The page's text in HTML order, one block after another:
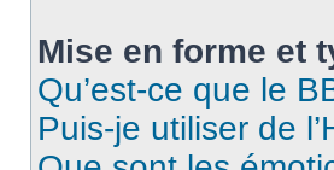
Mise en forme et
Qu’est-ce que le
Puis-je utiliser de